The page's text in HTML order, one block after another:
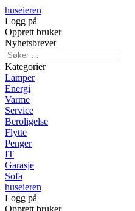
huseieren
Logg på
Opprett bruker
Nyhetsbrevet
Kategorier
Lamper
Energi
Varme
Service
Beroligelse
Flytte
Penger
IT
Garasje
Sofa
huseieren
Logg på
Opprett bruker